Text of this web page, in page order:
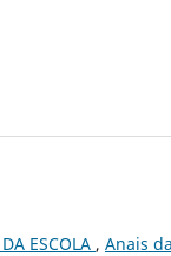
ESCOLA , Anais da